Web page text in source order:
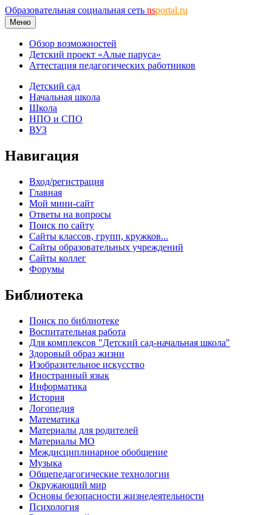
Образовательная социальная сеть nsportal.ru
Меню
Обзор возможностей
Детский проект «Алые паруса»
Аттестация педагогических работников
Детский сад
Начальная школа
Школа
НПО и СПО
ВУЗ
Навигация
Вход/регистрация
Главная
Мой мини-сайт
Ответы на вопросы
Поиск по сайту
Сайты классов, групп, кружков...
Сайты образовательных учреждений
Сайты коллег
Форумы
Библиотека
Поиск по библиотеке
Воспитательная работа
Для комплексов "Детский сад-начальная школа"
Здоровый образ жизни
Изобразительное искусство
Иностранный язык
Информатика
История
Логопедия
Математика
Материалы для родителей
Материалы МО
Междисциплинарное обобщение
Музыка
Общепедагогические технологии
Окружающий мир
Основы безопасности жизнедеятельности
Психология